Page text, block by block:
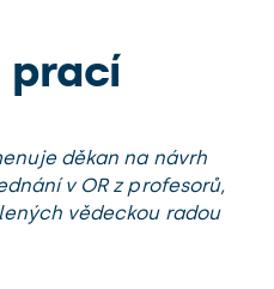
prací
děkan na návrh
v OR z profesorů,
vědeckou radou